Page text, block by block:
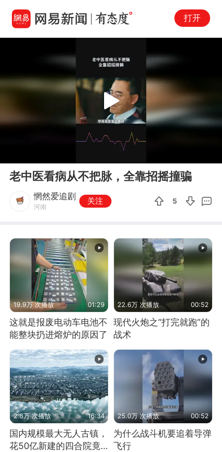
打开
Play
老中医看病从不把脉，全靠招摇撞骗
惘然爱追剧
河南
关注 5
19.9万 次播放 01:29
这就是报废电动车电池不
能整块扔进熔炉的原因了
22.6万 次播放 00:52
现代火炮之“打完就跑”的
战术
2.8万 次播放 16:34
国内规模最大无人古镇，
花50亿新建的四合院竟
25.0万 次播放 00:52
为什么战斗机要追着导弹
飞行